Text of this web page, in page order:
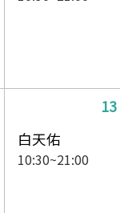
13
白天佑
10:30~21:00